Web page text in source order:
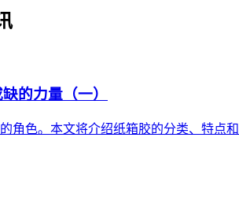
的力量（一）
角色。本文将介绍纸箱胶的分类、特点